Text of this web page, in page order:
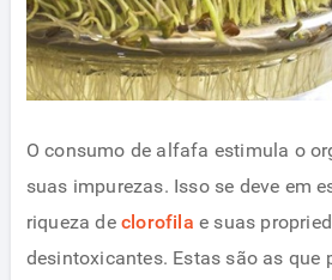
O consumo de alfafa estimula o
suas impurezas. Isso se deve em
riqueza de clorofila e suas
desintoxicantes. Estas são as que